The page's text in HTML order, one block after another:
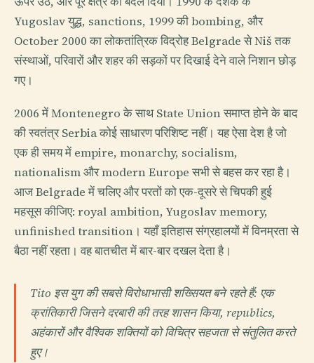
Yugoslav युद्ध, sanctions, 1999 की bombing, और
October 2000 का लोकतांत्रिक विद्रोह Belgrade से Niš तक
संस्थाओं, परिवारों और शहर की सड़कों पर दिखाई देने वाले निशान छोड़
गए।
2006 में Montenegro के साथ State Union समाप्त होने के बाद
की स्वतंत्र Serbia कोई साधारण परिशिष्ट नहीं। यह ऐसा देश है जो
एक ही समय में empire, monarchy, socialism,
nationalism और modern Europe सभी से बहस कर रहा है।
आज Belgrade में चलिए और परतों को एक-दूसरे से चिपकी हुई
महसूस कीजिए: royal ambition, Yugoslav memory,
unfinished transition। यहाँ इतिहास संग्रहालयों में विनम्रता से
बैठा नहीं रहता। वह बातचीत में बार-बार दखल देता है।
Tito इस युग की सबसे विरोधाभासी शख्सियत बने रहते हैं: एक
क्रांतिकारी जिसने दरबारी की तरह शासन किया, republics,
अहंकारों और वैश्विक शक्तियों को विचित्र सहजता से संतुलित करते
हुए।